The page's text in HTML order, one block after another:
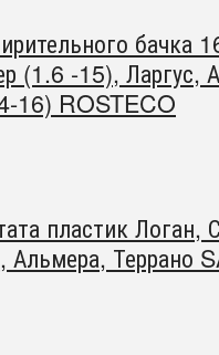
бачка
(1.6 -15), Ларгус,
16) ROSTECO
пластик Логан,
Альмера, Террано